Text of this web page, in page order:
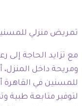
تمريض منزلي
مع تزايد الحاجة إلى
ومريحة داخل
للمسنين في القاهرة
لتوفير متابعة طبية